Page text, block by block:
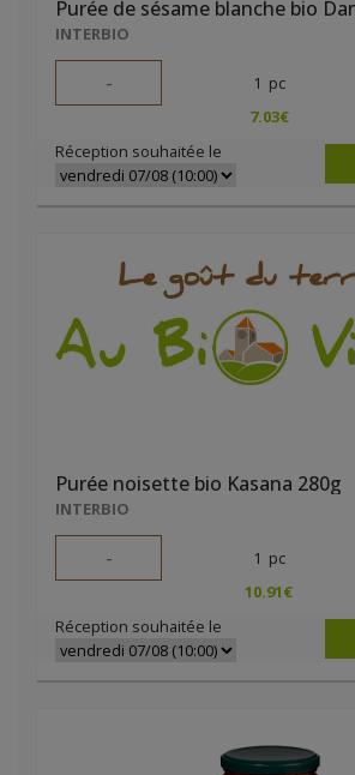
Purée de sésame blanche bio
INTERBIO
- 1 pc
7.03€
Réception souhaitée le
Purée noisette bio Kasana 280g
INTERBIO
- 1 pc
10.91€
Réception souhaitée le